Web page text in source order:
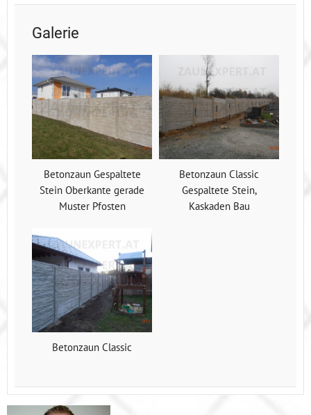
Galerie
Betonzaun Gespaltete
Stein Oberkante gerade
Muster Pfosten
Betonzaun Classic
Gespaltete Stein,
Kaskaden Bau
Betonzaun Classic